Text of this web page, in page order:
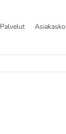
Palvelut